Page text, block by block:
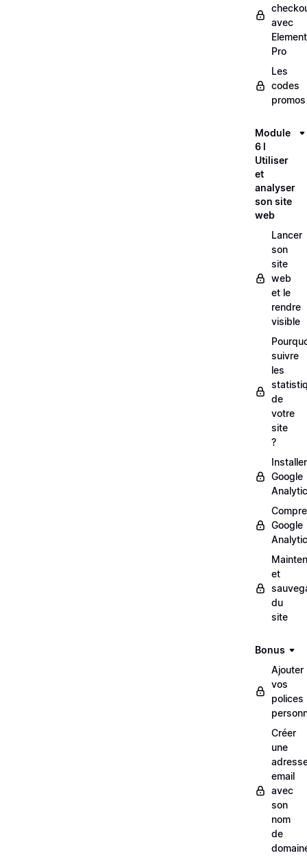
avec
Pro
Les
codes
promos
Module
6 l
Utiliser
et
analyser
son site
web
Lancer
son
site
web
et le
rendre
visible
suivre
les
de
votre
site
?
Installer
Google
Google
et
du
site
Bonus
Ajouter
vos
polices
Créer
une
email
avec
son
nom
de